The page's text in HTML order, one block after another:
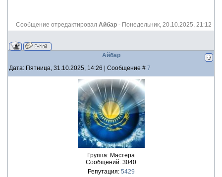
Сообщение отредактировал Айбар - Понедельник, 20.10.2025, 21:12
Айбар
Дата: Пятница, 31.10.2025, 14:26 | Сообщение # 7
Группа: Мастера
Сообщений: 3040
Репутация: 5429